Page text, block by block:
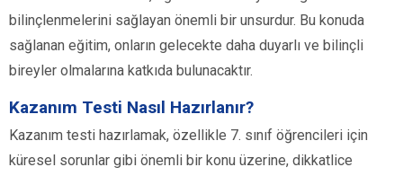
bilinçlenmelerini sağlayan önemli bir unsurdur. Bu konuda
sağlanan eğitim, onların gelecekte daha duyarlı ve bilinçli
bireyler olmalarına katkıda bulunacaktır.
Kazanım Testi Nasıl Hazırlanır?
Kazanım testi hazırlamak, özellikle 7. sınıf öğrencileri için
küresel sorunlar gibi önemli bir konu üzerine, dikkatlice